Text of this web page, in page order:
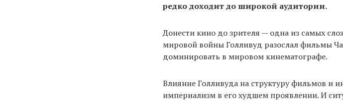
редко доходит до широкой аудитории.
Донести кино до зрителя — одна из самых
мировой войны Голливуд разослал фильмы
доминировать в мировом кинематографе.
Влияние Голливуда на структуру фильмов и
империализм в его худшем проявлении. И